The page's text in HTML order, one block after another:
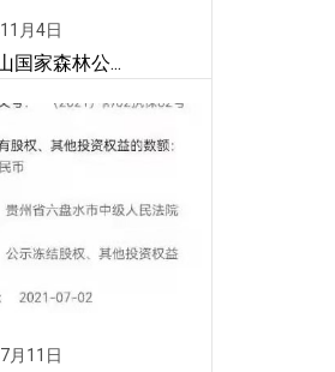
月4日
国家森林公...
月11日